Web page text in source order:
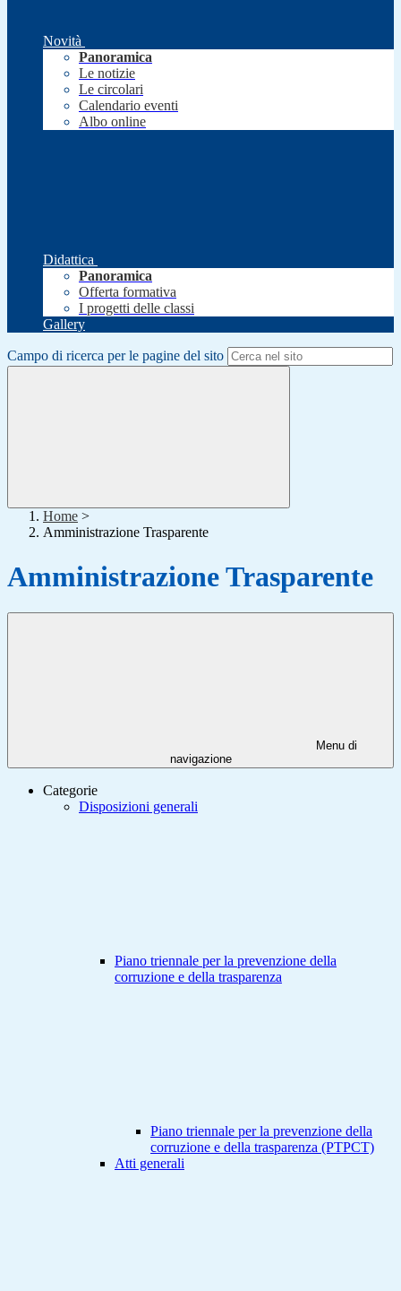
Novità
Panoramica
Le notizie
Le circolari
Calendario eventi
Albo online
Didattica
Panoramica
Offerta formativa
I progetti delle classi
Gallery
Campo di ricerca per le pagine del sito
Home >
Amministrazione Trasparente
Amministrazione Trasparente
Menu di
navigazione
Categorie
Disposizioni generali
Piano triennale per la prevenzione della
corruzione e della trasparenza
Piano triennale per la prevenzione della
corruzione e della trasparenza (PTPCT)
Atti generali